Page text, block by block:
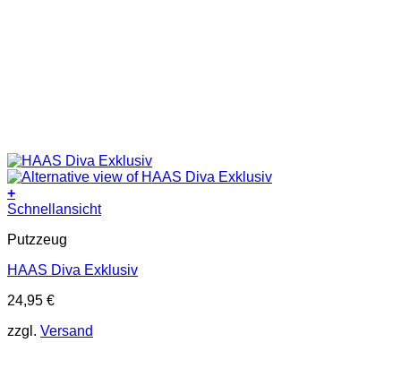
+
Schnellansicht
Putzzeug
HAAS Diva Exklusiv
24,95 €
zzgl. Versand